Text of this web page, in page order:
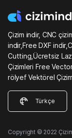
Çizim indir, CNC
indir,Free DXF
Cutting,Ücretsiz
Çizimleri Free
rölyef Vektörel
Türkçe
Copyright © 2022